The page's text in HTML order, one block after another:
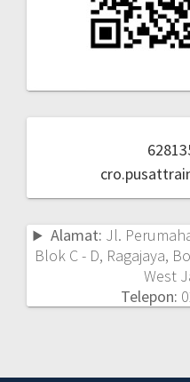
Alamat: Jl.
Blok C - D, Ragajaya,
West
Telepon: